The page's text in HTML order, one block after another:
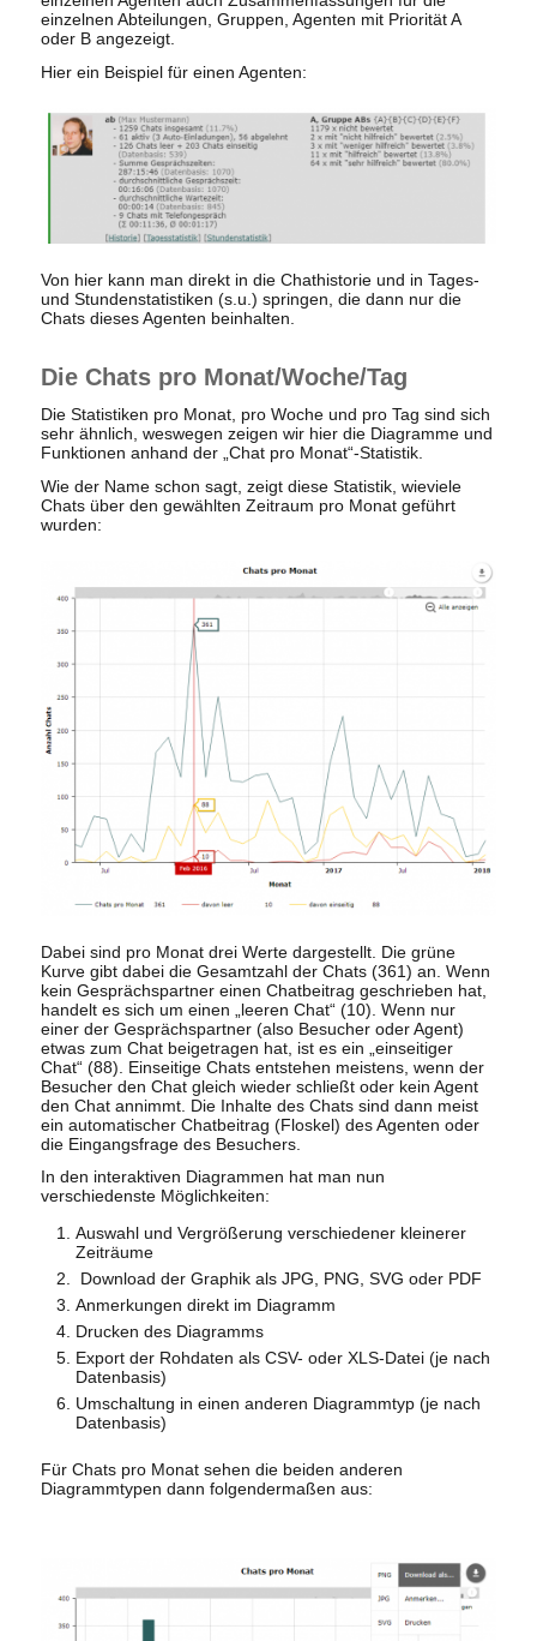
einzelnen Abteilungen, Gruppen, Agenten mit Priorität A
oder B angezeigt.
Hier ein Beispiel für einen Agenten:
Von hier kann man direkt in die Chathistorie und in Tages-
und Stundenstatistiken (s.u.) springen, die dann nur die
Chats dieses Agenten beinhalten.
Die Chats pro Monat/Woche/Tag
Die Statistiken pro Monat, pro Woche und pro Tag sind sich
sehr ähnlich, weswegen zeigen wir hier die Diagramme und
Funktionen anhand der „Chat pro Monat“-Statistik.
Wie der Name schon sagt, zeigt diese Statistik, wieviele
Chats über den gewählten Zeitraum pro Monat geführt
wurden:
Dabei sind pro Monat drei Werte dargestellt. Die grüne
Kurve gibt dabei die Gesamtzahl der Chats (361) an. Wenn
kein Gesprächspartner einen Chatbeitrag geschrieben hat,
handelt es sich um einen „leeren Chat“ (10). Wenn nur
einer der Gesprächspartner (also Besucher oder Agent)
etwas zum Chat beigetragen hat, ist es ein „einseitiger
Chat“ (88). Einseitige Chats entstehen meistens, wenn der
Besucher den Chat gleich wieder schließt oder kein Agent
den Chat annimmt. Die Inhalte des Chats sind dann meist
ein automatischer Chatbeitrag (Floskel) des Agenten oder
die Eingangsfrage des Besuchers.
In den interaktiven Diagrammen hat man nun
verschiedenste Möglichkeiten:
Auswahl und Vergrößerung verschiedener kleinerer
Zeiträume
Download der Graphik als JPG, PNG, SVG oder PDF
Anmerkungen direkt im Diagramm
Drucken des Diagramms
Export der Rohdaten als CSV- oder XLS-Datei (je nach
Datenbasis)
Umschaltung in einen anderen Diagrammtyp (je nach
Datenbasis)
Für Chats pro Monat sehen die beiden anderen
Diagrammtypen dann folgendermaßen aus: